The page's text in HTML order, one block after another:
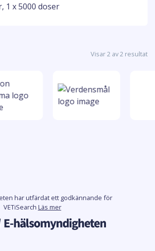
1 x 5000 doser
Visar 2 av 2 resultat
har utfärdat ett godkännande för
VETiSearch Läs mer